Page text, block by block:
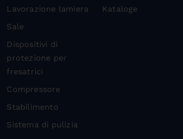
Lavorazione lamiera
Sale
Dispositivi di
protezione per
fresatrici
Compressore
Stabilimento
Sistema di pulizia
Kataloge